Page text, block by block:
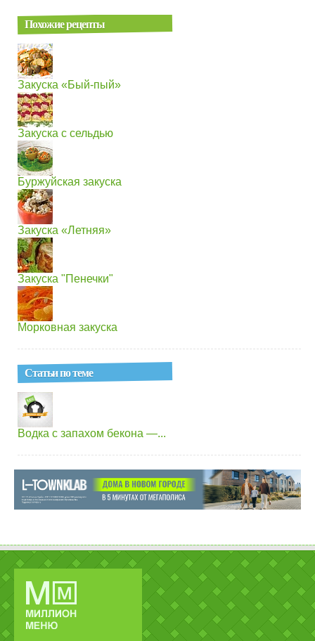
Похожие рецепты
Закуска «Бый-пый»
Закуска с сельдью
Буржуйская закуска
Закуска «Летняя»
Закуска "Пенечки"
Морковная закуска
Статьи по теме
Водка с запахом бекона —...